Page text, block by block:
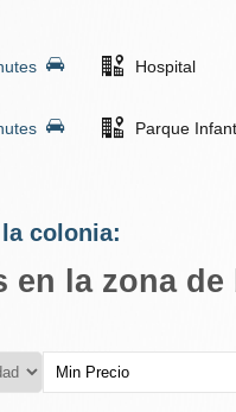
Hospital
Parque
colonia:
en la zona